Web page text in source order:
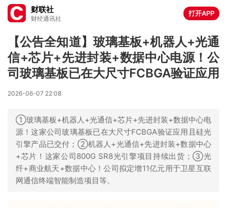
财联社
财经通讯社
打开APP
【公告全知道】玻璃基板+机器人+光通
信+芯片+先进封装+数据中心电源！公
司玻璃基板已在大尺寸FCBGA验证应用
2026-06-07 22:08
①玻璃基板+机器人+光通信+芯片+先进封装+数据中心电
源！这家公司玻璃基板已在大尺寸FCBGA验证应用且硅光
引擎产品已交付；②机器人+光通信+先进封装+数据中心
+芯片！这家公司800G SR8光引擎项目持续出货；③光
纤+商业航天+数据中心！公司拟定增11亿元用于卫星互联
网通信终端智能制造项目等。